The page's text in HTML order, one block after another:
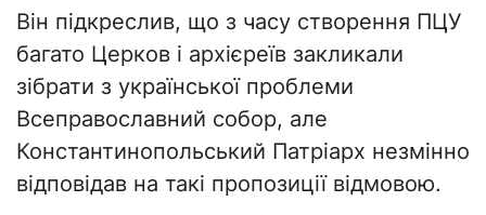
Він підкреслив, що з часу створення ПЦУ
багато Церков і архієреїв закликали
зібрати з української проблеми
Всеправославний собор, але
Константинопольський Патріарх незмінно
відповідав на такі пропозиції відмовою.